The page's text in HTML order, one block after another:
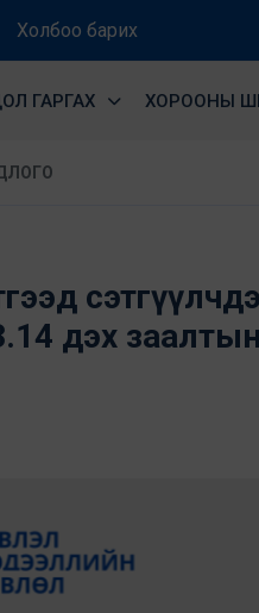
Холбоо барих
ГАРГАХ ХОРООНЫ
этгээд
дэх